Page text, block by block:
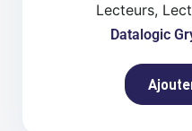
Lecteurs,
Datalogic